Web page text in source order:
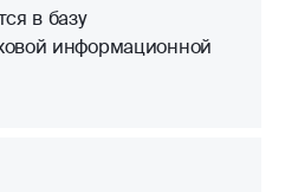
в базу
информационной